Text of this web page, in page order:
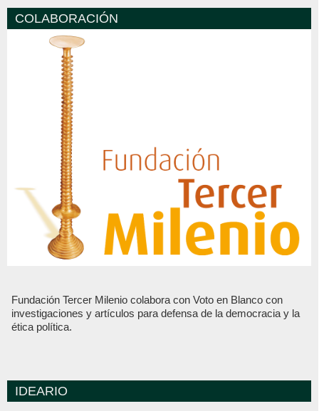
COLABORACIÓN
Fundación Tercer Milenio colabora con Voto en Blanco con
investigaciones y artículos para defensa de la democracia y la
ética política.
IDEARIO